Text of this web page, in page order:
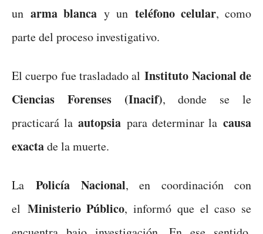
unarma blanca y un teléfono celular, como
parte del proceso investigativo.
El cuerpo fue trasladado alInstituto Nacional de
Ciencias Forenses (Inacif), donde se le
practicará laautopsia para determinar lacausa
exactade la muerte.
LaPolicía Nacional, en coordinación con
el Ministerio Público, informó que el caso se